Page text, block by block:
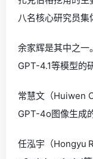
八名核心研究员集
余家辉是其中之一
GPT-4.1等模型的
常慧文（Huiwen
GPT-4o图像生成
任泓宇（Hongyu